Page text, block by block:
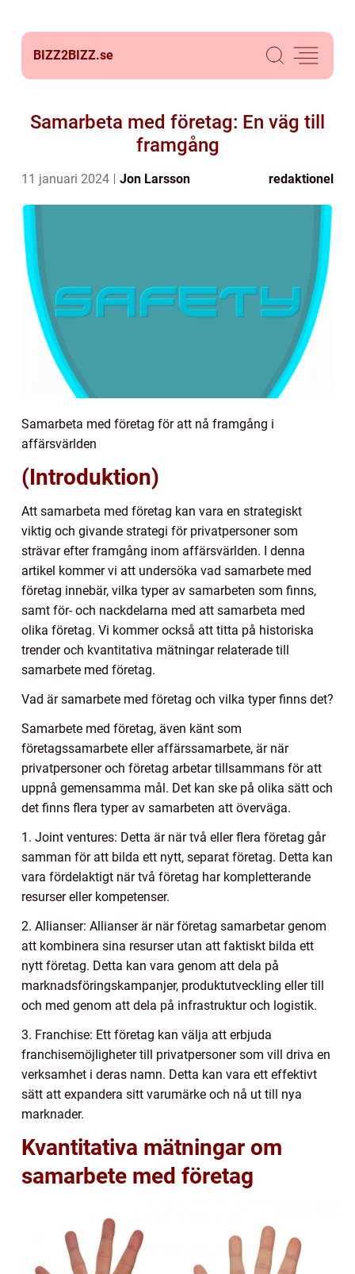
BIZZ2BIZZ.se
Samarbeta med företag: En väg till
framgång
11 januari 2024 Jon Larsson redaktionel
Samarbeta med företag för att nå framgång i
affärsvärlden
(Introduktion)
Att samarbeta med företag kan vara en strategiskt
viktig och givande strategi för privatpersoner som
strävar efter framgång inom affärsvärlden. I denna
artikel kommer vi att undersöka vad samarbete med
företag innebär, vilka typer av samarbeten som finns,
samt för- och nackdelarna med att samarbeta med
olika företag. Vi kommer också att titta på historiska
trender och kvantitativa mätningar relaterade till
samarbete med företag.
Vad är samarbete med företag och vilka typer finns det?
Samarbete med företag, även känt som
företagssamarbete eller affärssamarbete, är när
privatpersoner och företag arbetar tillsammans för att
uppnå gemensamma mål. Det kan ske på olika sätt och
det finns flera typer av samarbeten att överväga.
1. Joint ventures: Detta är när två eller flera företag går
samman för att bilda ett nytt, separat företag. Detta kan
vara fördelaktigt när två företag har kompletterande
resurser eller kompetenser.
2. Allianser: Allianser är när företag samarbetar genom
att kombinera sina resurser utan att faktiskt bilda ett
nytt företag. Detta kan vara genom att dela på
marknadsföringskampanjer, produktutveckling eller till
och med genom att dela på infrastruktur och logistik.
3. Franchise: Ett företag kan välja att erbjuda
franchisemöjligheter till privatpersoner som vill driva en
verksamhet i deras namn. Detta kan vara ett effektivt
sätt att expandera sitt varumärke och nå ut till nya
marknader.
Kvantitativa mätningar om
samarbete med företag